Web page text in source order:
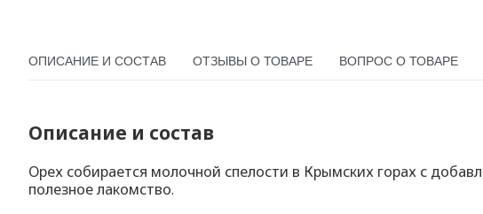
ОПИСАНИЕ И СОСТАВ ОТЗЫВЫ О ТОВАРЕ ВОПРОС О ТОВАРЕ
Описание и состав
Орех собирается молочной спелости в Крымских горах с
полезное лакомство.